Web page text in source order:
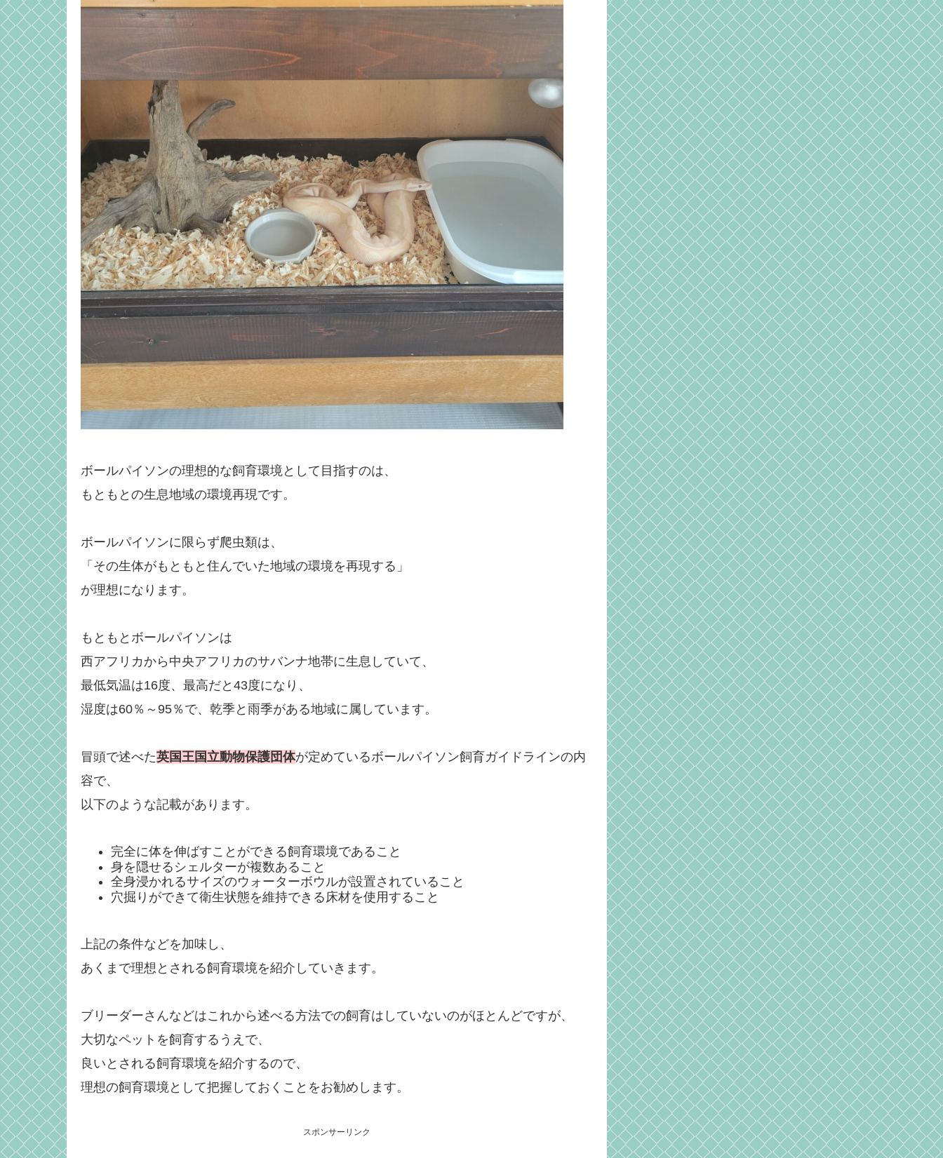
ボールパイソンの理想的な飼育環境として目指すのは、
もともとの生息地域の環境再現です。
ボールパイソンに限らず爬虫類は、
「その生体がもともと住んでいた地域の環境を再現する」
が理想になります。
もともとボールパイソンは
西アフリカから中央アフリカのサバンナ地帯に生息していて、
最低気温は16度、最高だと43度になり、
湿度は60％～95％で、乾季と雨季がある地域に属しています。
冒頭で述べた英国王国立動物保護団体が定めているボールパイソン飼育ガイドラインの内
容で、
以下のような記載があります。
完全に体を伸ばすことができる飼育環境であること
身を隠せるシェルターが複数あること
全身浸かれるサイズのウォーターボウルが設置されていること
穴掘りができて衛生状態を維持できる床材を使用すること
上記の条件などを加味し、
あくまで理想とされる飼育環境を紹介していきます。
ブリーダーさんなどはこれから述べる方法での飼育はしていないのがほとんどですが、
大切なペットを飼育するうえで、
良いとされる飼育環境を紹介するので、
理想の飼育環境として把握しておくことをお勧めします。
スポンサーリンク